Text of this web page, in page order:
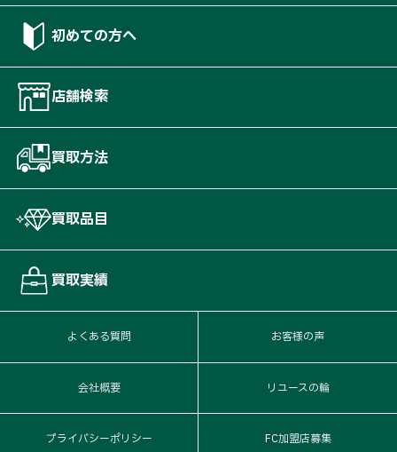
初めての方へ
店舗検索
買取方法
買取品目
買取実績
よくある質問 お客様の声
会社概要 リユースの輪
プライバシーポリシー FC加盟店募集